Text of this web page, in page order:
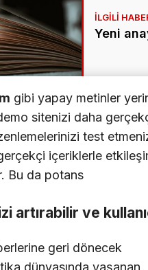
Yeni
gibi yapay metinler
sitenizi daha
test
gerçekçi içeriklerle
Bu da potans
artırabilir ve
geri dönecek
dünyasında yaşanan